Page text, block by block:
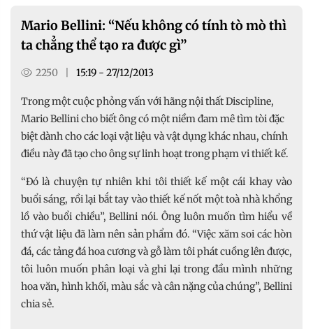
Mario Bellini: “Nếu không có tính tò mò thì
ta chẳng thể tạo ra được gì”
2250 15:19 - 27/12/2013
Trong một cuộc phỏng vấn với hãng nội thất Discipline,
Mario Bellini cho biết ông có một niềm đam mê tìm tòi đặc
biệt dành cho các loại vật liệu và vật dụng khác nhau, chính
điều này đã tạo cho ông sự linh hoạt trong phạm vi thiết kế.
“Đó là chuyện tự nhiên khi tôi thiết kế một cái khay vào
buổi sáng, rồi lại bắt tay vào thiết kế nốt một toà nhà khổng
lồ vào buổi chiều”, Bellini nói. Ông luôn muốn tìm hiểu về
thứ vật liệu đã làm nên sản phẩm đó. “Việc xăm soi các hòn
đá, các tảng đá hoa cương và gỗ làm tôi phát cuồng lên được,
tôi luôn muốn phân loại và ghi lại trong đầu mình những
hoa văn, hình khối, màu sắc và cân nặng của chúng”, Bellini
chia sẻ.